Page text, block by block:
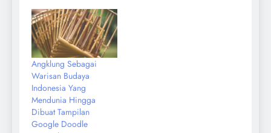
Angklung Sebagai
Warisan Budaya
Indonesia Yang
Mendunia Hingga
Dibuat Tampilan
Google Doodle